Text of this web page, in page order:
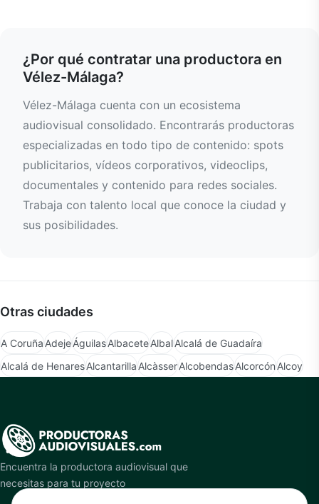
¿Por qué contratar una productora en
Vélez-Málaga?
Vélez-Málaga cuenta con un ecosistema
audiovisual consolidado. Encontrarás productoras
especializadas en todo tipo de contenido: spots
publicitarios, vídeos corporativos, videoclips,
documentales y contenido para redes sociales.
Trabaja con talento local que conoce la ciudad y
sus posibilidades.
Otras ciudades
A CoruñaAdejeÁguilasAlbaceteAlbalAlcalá de Guadaíra
Alcalá de HenaresAlcantarillaAlcàsserAlcobendasAlcorcónAlcoy
Encuentra la productora audiovisual que
necesitas para tu proyecto